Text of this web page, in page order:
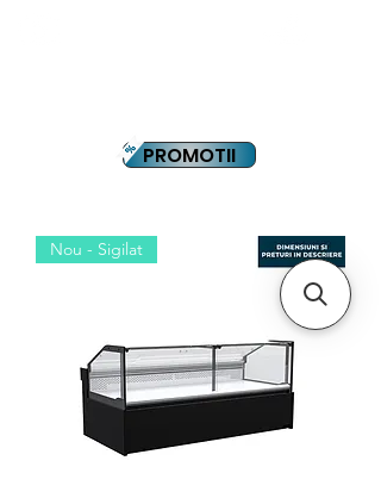
PROMOTII
Nou - Sigilat